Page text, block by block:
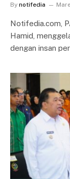
By notifedia
Notifedia.com,
Hamid,
dengan insan